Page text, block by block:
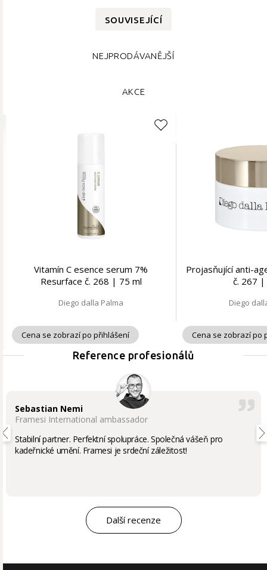
SOUVISEJÍCÍ
NEJPRODÁVANĚJŠÍ
AKCE
Vitamín C esence serum 7%
Resurface č. 268 | 75 ml
Diego dalla Palma
Cena se zobrazí po přihlášení
Projasňující anti-
č. 267 |
Diego
Cena se zobrazí po
Reference profesionálů
Sebastian Nemi
Framesi International ambassador
Stabilní partner. Perfektní spolupráce. Společná vášeň pro
kadeřnické umění. Framesi je srdeční záležitost!
Další recenze